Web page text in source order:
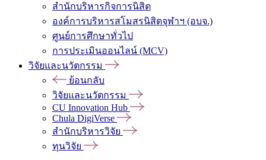
สำนักบริหารกิจการนิสิต
องค์การบริหารสโมสรนิสิตจุฬาฯ (อบจ.)
ศูนย์การศึกษาทั่วไป
การประเมินออนไลน์ (MCV)
วิจัยและนวัตกรรม
ย้อนกลับ
วิจัยและนวัตกรรม
CU Innovation Hub
Chula DigiVerse
สำนักบริหารวิจัย
ทุนวิจัย